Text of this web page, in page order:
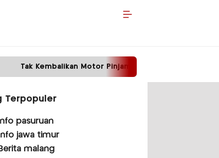
Pinjaman, Pria di Malang Ditangkap Polisi
Terpopuler
pasuruan
Info jawa timur
Berita malang